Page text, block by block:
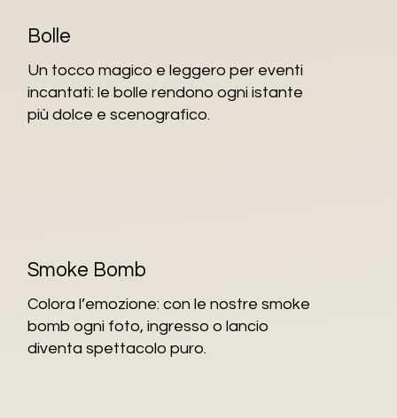
Bolle
Un tocco magico e leggero per eventi
incantati: le bolle rendono ogni istante
più dolce e scenografico.
Smoke Bomb
Colora l’emozione: con le nostre smoke
bomb ogni foto, ingresso o lancio
diventa spettacolo puro.